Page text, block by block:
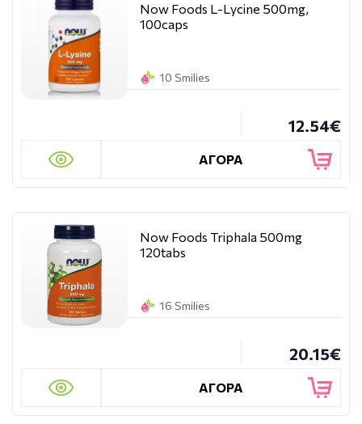
Now Foods L-Lycine 500mg,
100caps
10 Smilies
12.54€
ΑΓΟΡΑ
Now Foods Triphala 500mg
120tabs
16 Smilies
20.15€
ΑΓΟΡΑ